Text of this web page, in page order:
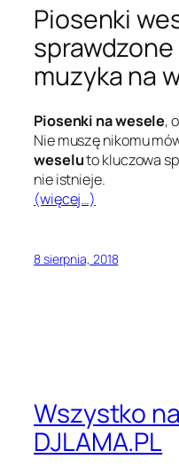
Piosenki
muzyka na
Piosenki na wesele,
Nie muszę nikomu
weseluto kluczowa
nie istnieje.
(więcej…)
8 sierpnia, 2018
Wszystko
DJLAMA.PL